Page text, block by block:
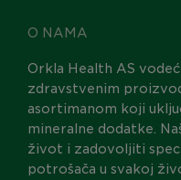
O NAMA
Orkla Health AS
zdravstvenim
asortimanom koji
mineralne dodatke.
život i zadovoljiti
potrošača u svakoj